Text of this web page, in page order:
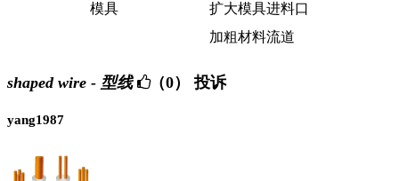
模具
扩大模具进料口
加粗材料流道
shaped wire - 型线 （0） 投诉
yang1987